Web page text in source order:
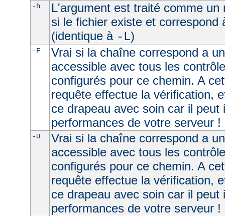
-h
L'argument est traité comme un
si le fichier existe et correspond
(identique à -L)
-F
Vrai si la chaîne correspond a
accessible avec tous les
configurés pour ce chemin. A
requête effectue la vérification,
ce drapeau avec soin car il peut
performances de votre serveur !
-U
Vrai si la chaîne correspond a
accessible avec tous les
configurés pour ce chemin. A
requête effectue la vérification,
ce drapeau avec soin car il peut
performances de votre serveur !